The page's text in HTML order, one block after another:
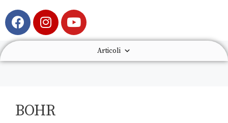
Articoli
BOHR